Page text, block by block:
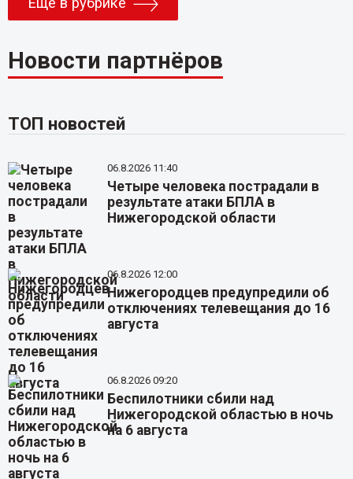
Новости партнёров
ТОП новостей
06.8.2026 11:40
Четыре человека пострадали в
результате атаки БПЛА в
Нижегородской области
06.8.2026 12:00
Нижегородцев предупредили об
отключениях телевещания до 16
августа
06.8.2026 09:20
Беспилотники сбили над
Нижегородской областью в ночь
на 6 августа